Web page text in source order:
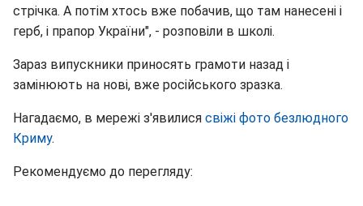
стрічка. А потім хтось вже побачив, що там нанесені і
герб, і прапор України", - розповіли в школі.
Зараз випускники приносять грамоти назад і
замінюють на нові, вже російського зразка.
Нагадаємо, в мережі з'явилися свіжі фото безлюдного
Криму.
Рекомендуємо до перегляду: